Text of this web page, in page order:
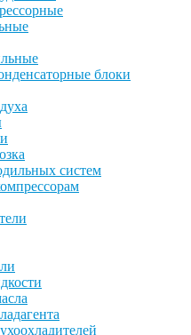
блоки
систем